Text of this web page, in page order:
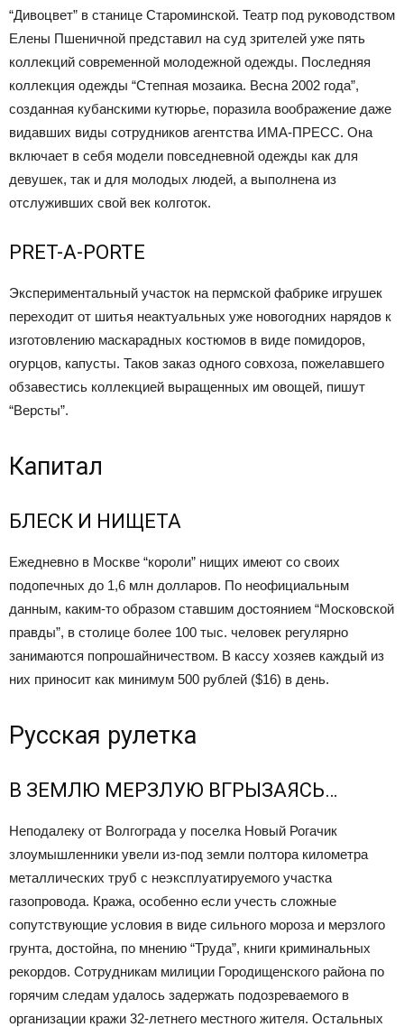
“Дивоцвет” в станице Староминской. Театр под руководством
Елены Пшеничной представил на суд зрителей уже пять
коллекций современной молодежной одежды. Последняя
коллекция одежды “Степная мозаика. Весна 2002 года”,
созданная кубанскими кутюрье, поразила воображение даже
видавших виды сотрудников агентства ИМА-ПРЕСС. Она
включает в себя модели повседневной одежды как для
девушек, так и для молодых людей, а выполнена из
отслуживших свой век колготок.
PRET-A-PORTE
Экспериментальный участок на пермской фабрике игрушек
переходит от шитья неактуальных уже новогодних нарядов к
изготовлению маскарадных костюмов в виде помидоров,
огурцов, капусты. Таков заказ одного совхоза, пожелавшего
обзавестись коллекцией выращенных им овощей, пишут
“Вeрсты”.
Капитал
БЛЕСК И НИЩЕТА
Ежедневно в Москве “короли” нищих имеют со своих
подопечных до 1,6 млн долларов. По неофициальным
данным, каким-то образом ставшим достоянием “Московской
правды”, в столице более 100 тыс. человек регулярно
занимаются попрошайничеством. В кассу хозяев каждый из
них приносит как минимум 500 рублей ($16) в день.
Русская рулетка
В ЗЕМЛЮ МЕРЗЛУЮ ВГРЫЗАЯСЬ…
Неподалеку от Волгограда у поселка Новый Рогачик
злоумышленники увели из-под земли полтора километра
металлических труб с неэксплуатируемого участка
газопровода. Кража, особенно если учесть сложные
сопутствующие условия в виде сильного мороза и мерзлого
грунта, достойна, по мнению “Труда”, книги криминальных
рекордов. Сотрудникам милиции Городищенского района по
горячим следам удалось задержать подозреваемого в
организации кражи 32-летнего местного жителя. Остальных